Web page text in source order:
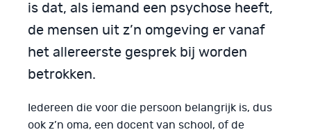
is dat, als iemand een psychose heeft,
de mensen uit z’n omgeving er vanaf
het allereerste gesprek bij worden
betrokken.
Iedereen die voor die persoon belangrijk is, dus
ook z’n oma, een docent van school, of de